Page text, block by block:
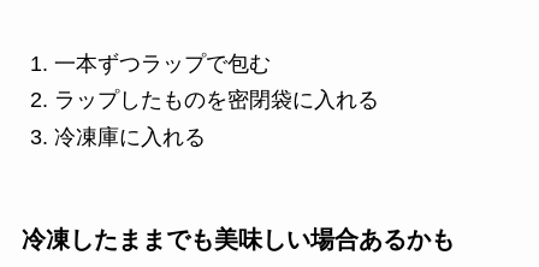
一本ずつラップで包む
ラップしたものを密閉袋に入れる
冷凍庫に入れる
冷凍したままでも美味しい場合あるかも